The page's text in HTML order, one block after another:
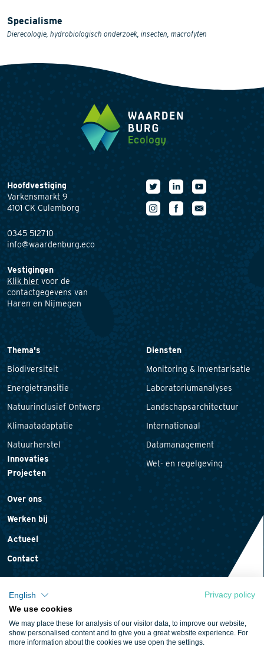
Specialisme
Dierecologie, hydrobiologisch onderzoek, insecten, macrofyten
Hoofdvestiging
Varkensmarkt 9
4101 CK Culemborg
0345 512710
info@waardenburg.eco
Vestigingen
Klik hier voor de
contactgegevens van
Haren en Nijmegen
Thema's
Biodiversiteit
Energietransitie
Natuurinclusief Ontwerp
Klimaatadaptatie
Natuurherstel
Innovaties
Projecten
Diensten
Monitoring & Inventarisatie
Laboratoriumanalyses
Landschapsarchitectuur
Internationaal
Datamanagement
Wet- en regelgeving
Over ons
Werken bij
Actueel
Contact
Cookieverklaring
Algemene voorwaarden
English
Privacy policy
We use cookies
We may place these for analysis of our visitor data, to improve our website,
show personalised content and to give you a great website experience. For
more information about the cookies we use open the settings.